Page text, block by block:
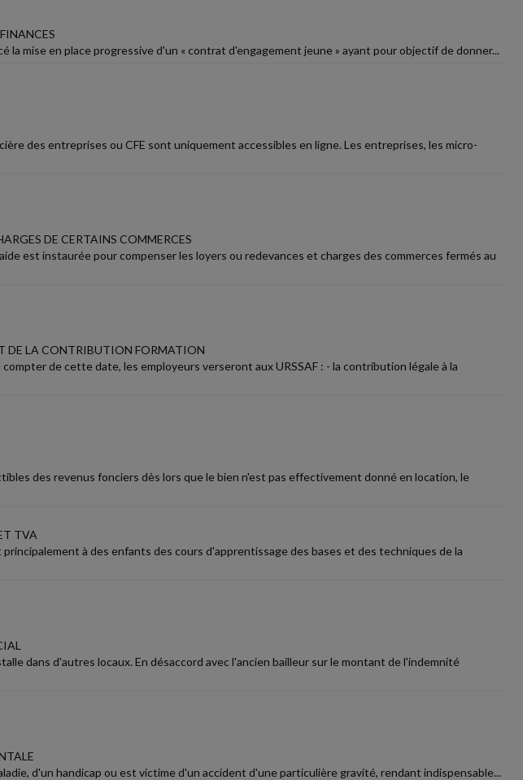
la mise en place progressive d'un « contrat d'engagement jeune » ayant pour objectif de donner...
des entreprises ou CFE sont uniquement accessibles en ligne. Les entreprises, les micro-
DE CERTAINS COMMERCES
est instaurée pour compenser les loyers ou redevances et charges des commerces fermés au
DE LA CONTRIBUTION FORMATION
de cette date, les employeurs verseront aux URSSAF : - la contribution légale à la
des revenus fonciers dès lors que le bien n'est pas effectivement donné en location, le
TVA
à des enfants des cours d'apprentissage des bases et des techniques de la
dans d'autres locaux. En désaccord avec l'ancien bailleur sur le montant de l'indemnité
d'un handicap ou est victime d'un accident d'une particulière gravité, rendant indispensable...